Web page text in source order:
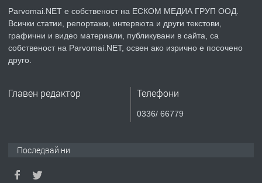
преди 1 година
ПРЕДЛАГА Уроци по Математика
Parvomai.NET е собственост на ЕСКОМ МЕДИА ГРУП ООД.
Всички статии, репортажи, интервюта и други текстови,
графични и видео материали, публикувани в сайта, са
собственост на Parvomai.NET, освен ако изрично е посочено
друго.
Главен редактор Телефони
0336/ 66779
Последвай ни